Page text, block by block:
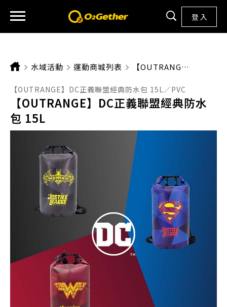
登 入
水域活動 運動商城列表 CURRENT: 【OUTRANGE】DC正義聯盟經典防水包 15L
【OUTRANGE】DC正義聯盟經典防水包 15L／PVC
【OUTRANGE】DC正義聯盟經典防水
包 15L